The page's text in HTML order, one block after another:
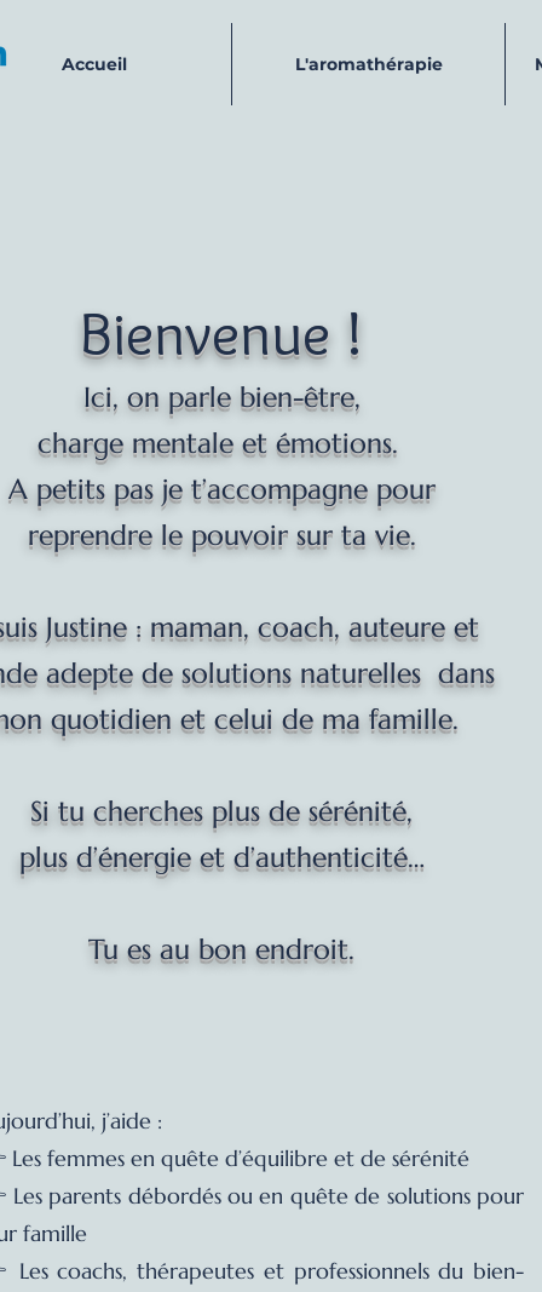
Accueil L'aromathérapie
j’aide :
Les femmes en quête d’équilibre et de sérénité
Les parents débordés ou en quête de solutions pour
famille
Les coachs, thérapeutes et professionnels du bien-
Bienvenue !
Ici, on parle bien-être,
charge mentale et émotions.
A petits pas je t’accompagne pour
reprendre le pouvoir sur ta vie.
Justine : maman, coach, auteure et
adepte de solutions naturelles dans
quotidien et celui de ma famille.
Si tu cherches plus de sérénité,
plus d’énergie et d’authenticité…
Tu es au bon endroit.